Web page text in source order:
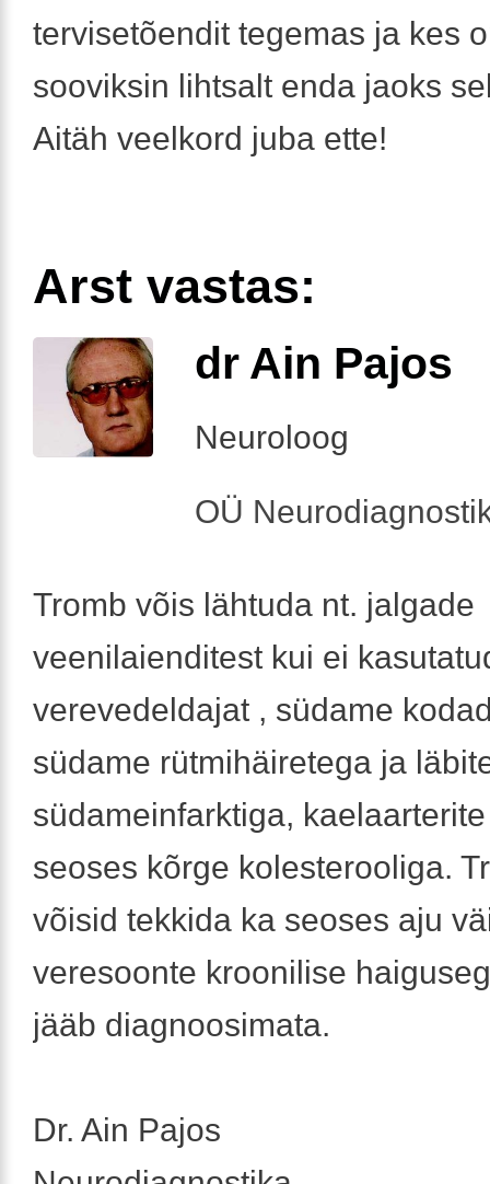
tervisetõendit tegemas ja kes
sooviksin lihtsalt enda jaoks
Aitäh veelkord juba ette!
Arst vastas:
dr Ain Pajos
Neuroloog
OÜ
Tromb võis lähtuda nt. jalgade
veenilaienditest kui ei
verevedeldajat , südame
südame rütmihäiretega ja
südameinfarktiga,
seoses kõrge kolesterooliga.
võisid tekkida ka seoses aju
veresoonte kroonilise
jääb diagnoosimata.
Dr. Ain Pajos